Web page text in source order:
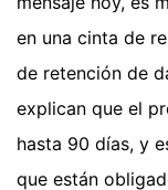
en una cinta de
de retención de
explican que el
hasta 90 días, y
que están